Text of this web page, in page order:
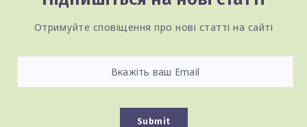
Отримуйте сповіщення про нові статті на сайті
Submit